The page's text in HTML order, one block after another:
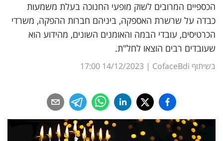
תקשורת
ומדיה
כסף
וצרכנות
וטק
הכספיים המרובים לשוק מופעי החנוכה בעלת משמעות
כבדה על שרשרת האספקה, ביניהם חברות ההפקה, משרדי
הכרטיסים, עובדי הבמה והאומנים השונים, מהידוע הוא
שעובדים רבים הוצאו לחל"ת.
בשיתוף CofaceBdi |
14/12/2023
17:00